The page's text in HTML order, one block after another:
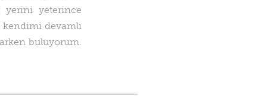
yerini yeterince
devamlı
buluyorum.